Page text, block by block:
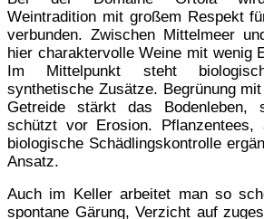
Weintradition mit großem Respekt
verbunden. Zwischen Mittelmeer
hier charaktervolle Weine mit wenig
Im Mittelpunkt steht
synthetische Zusätze. Begrünung
Getreide stärkt das Bodenleben,
schützt vor Erosion. Pflanzentees,
biologische Schädlingskontrolle
Ansatz.
Auch im Keller arbeitet man so
spontane Gärung, Verzicht auf